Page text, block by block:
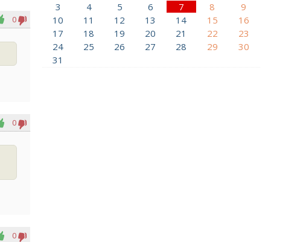
0
0
0
3
4 5 6 7 8
9
10
11 12 13 14 15
16
17
18 19 20 21 22
23
24
25 26 27 28 29
30
31